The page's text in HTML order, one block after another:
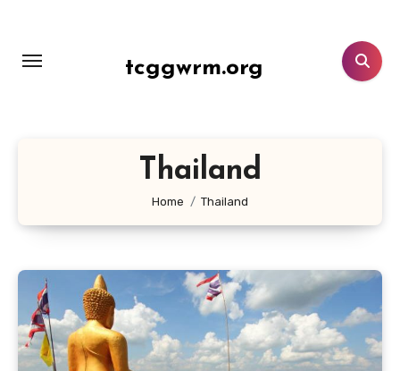
konten
tcggwrm.org
Thailand
Home Thailand